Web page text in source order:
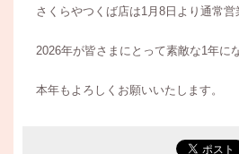
さくらやつくば店は1月8日より通常営
2026年が皆さまにとって素敵な1年に
本年もよろしくお願いいたします。